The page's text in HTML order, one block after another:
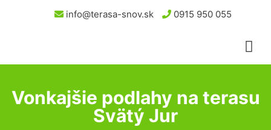
info@terasa-snov.sk 0915 950 055
Vonkajšie podlahy na terasu
Svätý Jur